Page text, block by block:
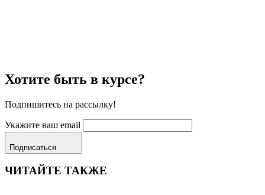
Хотите быть в курсе?
Подпишитесь на рассылку!
Укажите ваш email
Подписаться
ЧИТАЙТЕ ТАКЖЕ